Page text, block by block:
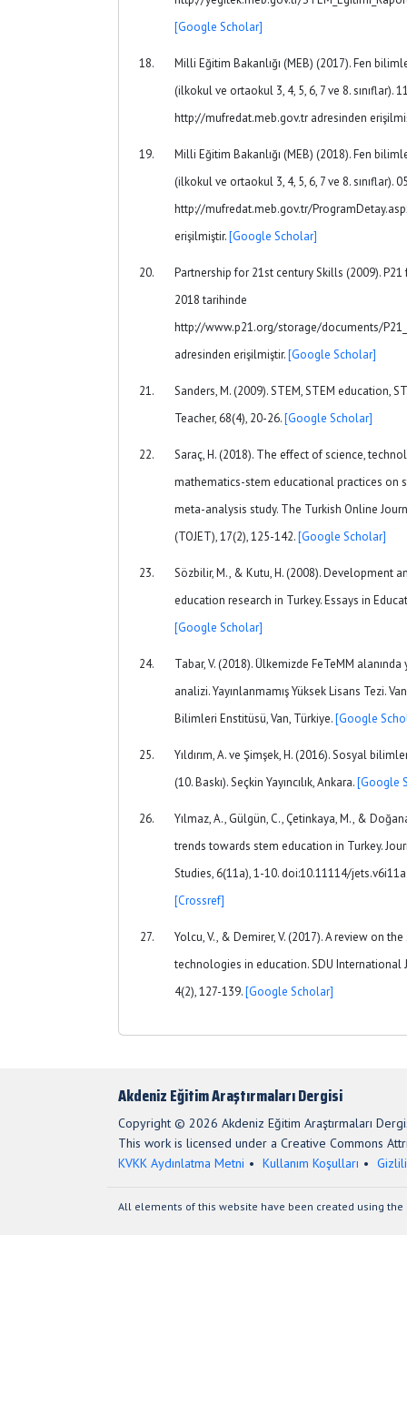
[Google Scholar]
Milli Eğitim Bakanlığı (MEB) (2017). Fen
(ilkokul ve ortaokul 3, 4, 5, 6, 7 ve 8. sınıflar).
http://mufredat.meb.gov.tr adresinden
Milli Eğitim Bakanlığı (MEB) (2018). Fen
(ilkokul ve ortaokul 3, 4, 5, 6, 7 ve 8. sınıflar).
http://mufredat.meb.gov.tr/
erişilmiştir.[Google Scholar]
Partnership for 21st century Skills (2009).
2018 tarihinde
http://www.p21.org/storage/documents/
adresinden erişilmiştir.[Google Scholar]
Sanders, M. (2009). STEM, STEM education,
Teacher, 68(4), 20-26.[Google Scholar]
Saraç, H. (2018). The effect of science,
mathematics-stem educational practices on
meta-analysis study. The Turkish Online
(TOJET), 17(2), 125-142.[Google Scholar]
Sözbilir, M., & Kutu, H. (2008). Development
education research in Turkey. Essays in
[Google Scholar]
Tabar, V. (2018). Ülkemizde FeTeMM alanında
analizi. Yayınlanmamış Yüksek Lisans Tezi.
Bilimleri Enstitüsü, Van, Türkiye.[Google
Yıldırım, A. ve Şimşek, H. (2016). Sosyal
(10. Baskı). Seçkin Yayıncılık, Ankara.[Google
Yılmaz, A., Gülgün, C., Çetinkaya, M., &
trends towards stem education in Turkey.
Studies, 6(11a), 1-10. doi:10.11114/
[Crossref]
Yolcu, V., & Demirer, V. (2017). A review on
technologies in education. SDU International
4(2), 127-139.[Google Scholar]
Akdeniz Eğitim Araştırmaları Dergisi
Copyright © 2026 Akdeniz Eğitim Araştırmaları
This work is licensed under a Creative Commons
KVKK Aydınlatma Metni
Kullanım Koşulları
All elements of this website have been created using the